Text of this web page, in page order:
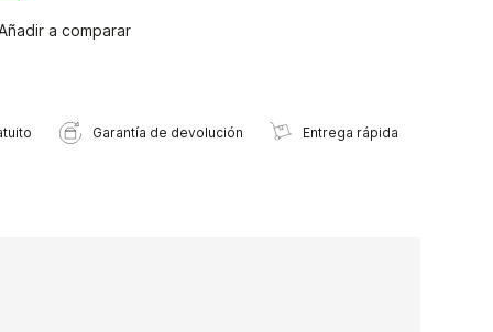
a comparar
Garantía de devolución Entrega rápida